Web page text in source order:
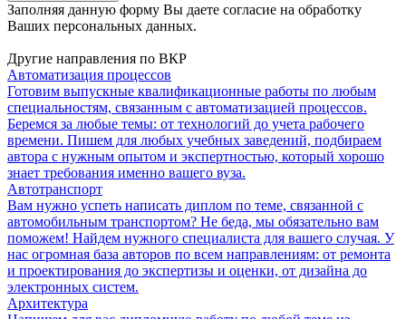
Заполняя данную форму Вы даете согласие на обработку
Ваших персональных данных.
Другие направления по ВКР
Автоматизация процессов
Готовим выпускные квалификационные работы по любым
специальностям, связанным с автоматизацией процессов.
Беремся за любые темы: от технологий до учета рабочего
времени. Пишем для любых учебных заведений, подбираем
автора с нужным опытом и экспертностью, который хорошо
знает требования именно вашего вуза.
Автотранспорт
Вам нужно успеть написать диплом по теме, связанной с
автомобильным транспортом? Не беда, мы обязательно вам
поможем! Найдем нужного специалиста для вашего случая. У
нас огромная база авторов по всем направлениям: от ремонта
и проектирования до экспертизы и оценки, от дизайна до
электронных систем.
Архитектура